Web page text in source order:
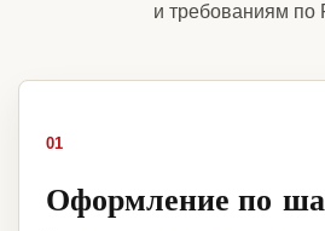
и требованиям по
01
Оформление по